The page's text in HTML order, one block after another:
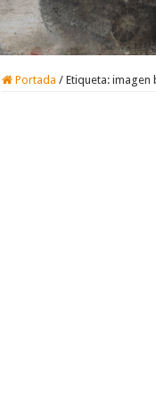
Portada / Etiqueta:imagen